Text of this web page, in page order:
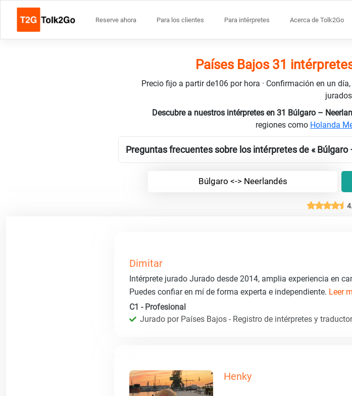
Reserve ahora Para los clientes Para intérpretes Acerca de Tolk2Go
Países Bajos 31
Precio fijo a partir de106 por hora · Confirmación en un
Descubre a nuestros intérpretes en 31 Búlgaro –
regiones como Holanda
Preguntas frecuentes sobre los intérpretes de « Búlgaro
Búlgaro <-> Neerlandés
Dimitar
Intérprete jurado Jurado desde 2014, amplia experiencia en
Puedes confiar en mí de forma experta e independiente. Leer
C1 - Profesional
Jurado por Países Bajos - Registro de intérpretes y
Henky